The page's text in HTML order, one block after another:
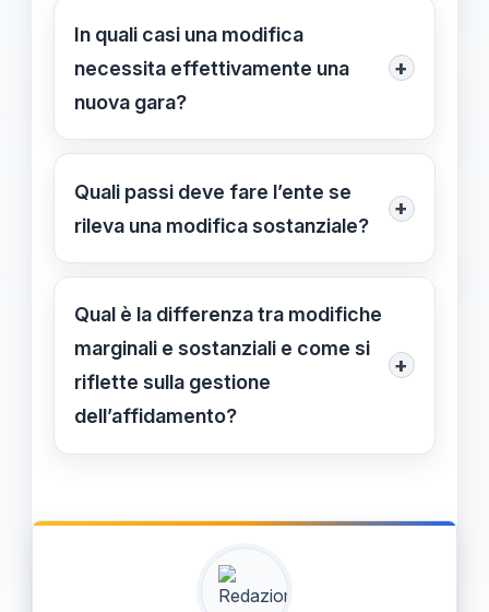
essenziali dell’affidamento,
sull’equilibrio economico-finanziario o
sulla base concorrenziale richiedono
In quali casi una modifica
necessita effettivamente una
nuova gara?
+
Se l’intervento estende l’oggetto in
modo rilevante, altera l’equilibrio
economico-finanziario o modifica gli
considerata sostanziale e richiede
una nuova procedura di affidamento.
Quali passi deve fare l’ente se
rileva una modifica sostanziale?
+
Avviare una nuova procedura di
affidamento, motivando l’esigenza; se
la modifica è ammessa marginale,
aggiornare gli atti senza cambiare
l’assetto essenziale e verbalizzare i
Qual è la differenza tra modifiche
marginali e sostanziali e come si
riflette sulla gestione
dell’affidamento?
+
Le modifiche marginali, lette in modo
essenziali e richiedono un atto
motivato senza cambiare il perimetro;
le sostanziali richiedono una nuova